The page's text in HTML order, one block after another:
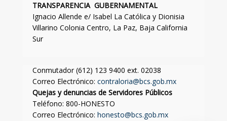
TRANSPARENCIA GUBERNAMENTAL
Ignacio Allende e/ Isabel La Católica y Dionisia
Villarino Colonia Centro, La Paz, Baja California
Sur
Conmutador (612) 123 9400 ext. 02038
Correo Electrónico: contraloria@bcs.gob.mx
Quejas y denuncias de Servidores Públicos
Teléfono: 800-HONESTO
Correo Electrónico: honesto@bcs.gob.mx